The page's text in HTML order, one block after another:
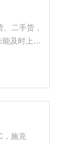
二手货，
及时上
，施克